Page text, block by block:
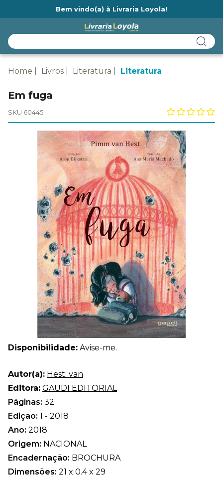
Bem vindo(a) à Livraria Loyola!
Home Livros Literatura Literatura
Em fuga
SKU 60445
Disponibilidade: Avise-me.
Autor(a): Hest: van
Editora: GAUDI EDITORIAL
Páginas: 32
Edição: 1 - 2018
Ano: 2018
Origem: NACIONAL
Encadernação: BROCHURA
Dimensões: 21 x 0.4 x 29